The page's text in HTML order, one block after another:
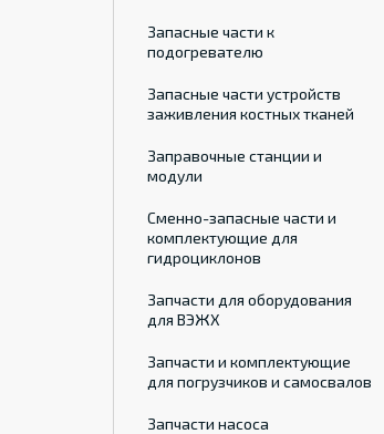
Запасные части к
подогревателю
Запасные части устройств
заживления костных тканей
Заправочные станции и
модули
Сменно-запасные части и
комплектующие для
гидроциклонов
Запчасти для оборудования
для ВЭЖХ
Запчасти и комплектующие
для погрузчиков и самосвалов
Запчасти насоса